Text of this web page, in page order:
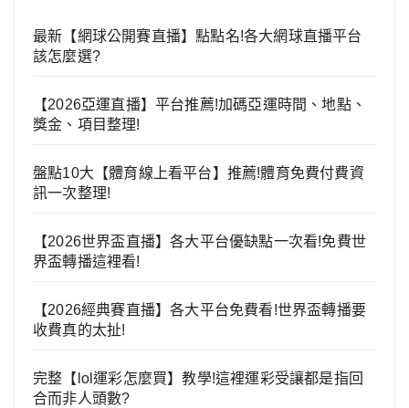
最新【網球公開賽直播】點點名!各大網球直播平台
該怎麼選?
【2026亞運直播】平台推薦!加碼亞運時間、地點、
獎金、項目整理!
盤點10大【體育線上看平台】推薦!體育免費付費資
訊一次整理!
【2026世界盃直播】各大平台優缺點一次看!免費世
界盃轉播這裡看!
【2026經典賽直播】各大平台免費看!世界盃轉播要
收費真的太扯!
完整【lol運彩怎麼買】教學!這裡運彩受讓都是指回
合而非人頭數?